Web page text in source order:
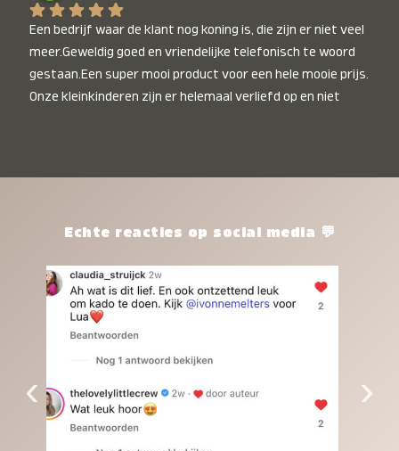
Een bedrijf waar de klant nog koning is, die zijn er niet veel
meer.Geweldig goed en vriendelijke telefonisch te woord
gestaan.Een super mooi product voor een hele mooie prijs.
Onze kleinkinderen zijn er helemaal verliefd op en niet
het waard.Echte reacties op social media 💬
‹ ›